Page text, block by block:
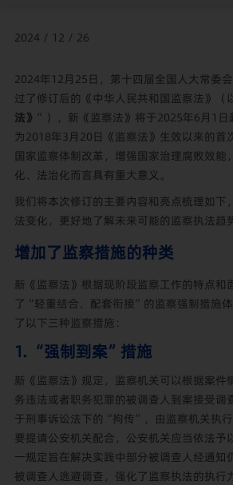
2024 / 12 / 26
2024年12月25日，第十四届全国人大常委
过了修订后的《中华人民共和国监察法》（
法》 ”），新《监察法》将于2025年6月1日
为2018年3月20日《监察法》生效以来的首
国家监察体制改革，增强国家治理腐败效能
化、法治化而言具有重大意义。
我们将本次修订的主要内容和亮点梳理如下
法变化，更好地了解未来可能的监察执法趋
增加了监察措施的种类
新《监察法》根据现阶段监察工作的特点和
了“轻重结合、配套衔接”的监察强制措施
了以下三种监察措施：
1. “强制到案”措施
新《监察法》规定，监察机关可以根据案件
务违法或者职务犯罪的被调查人到案接受
于刑事诉讼法下的“拘传”，由监察机关执
要提请公安机关配合，公安机关应当依法予
一规定旨在解决实践中部分被调查人经通知
被调查人逃避调查，强化了监察执法的执行